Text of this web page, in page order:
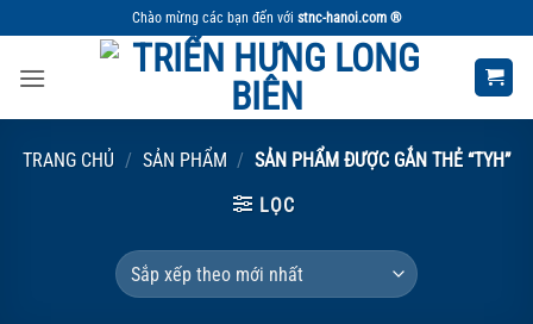
qua
nội
Chào mừng các bạn đến với stnc-hanoi.com ®
TRANG CHỦ / SẢN PHẨM / SẢN PHẨM ĐƯỢC GẮN THẺ “TYH”
LỌC